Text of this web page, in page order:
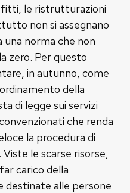
le ristrutturazioni
non si assegnano
una norma che non
zero. Per questo
in autunno, come
della
di legge sui servizi
che renda
la procedura di
Viste le scarse risorse,
carico della
destinate alle persone